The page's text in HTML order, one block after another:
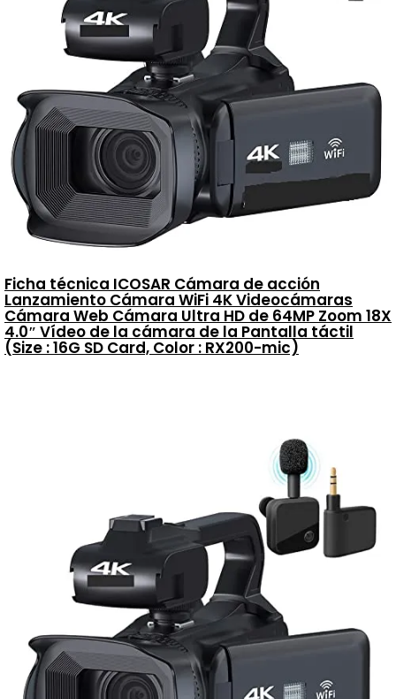
Ficha técnica ICOSAR Cámara de acción
Lanzamiento Cámara WiFi 4K Videocámaras
Cámara Web Cámara Ultra HD de 64MP Zoom 18X
4.0″ Vídeo de la cámara de la Pantalla táctil
(Size : 16G SD Card, Color : RX200-mic)